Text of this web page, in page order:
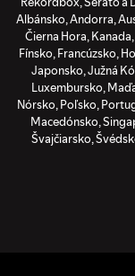
Albánsko, Andorra,
Čierna Hora,
Fínsko, Francúzsko,
Japonsko, Južná
Luxembursko,
Nórsko, Poľsko,
Macedónsko,
Švajčiarsko,